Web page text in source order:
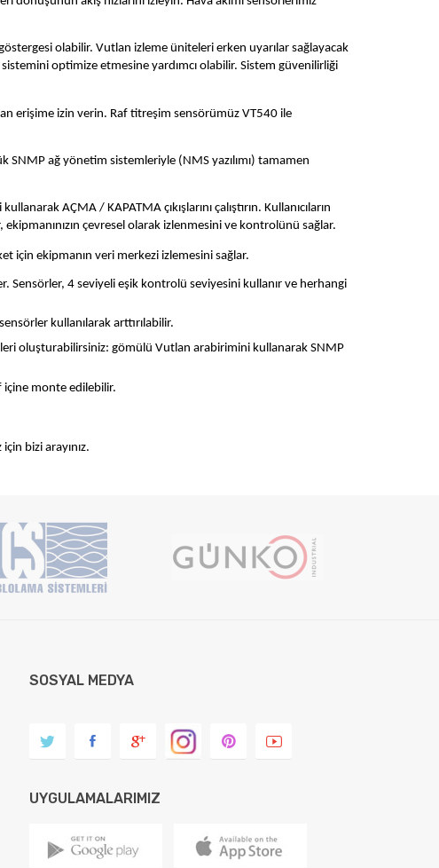
olabilir. Vutlan izleme üniteleri erken uyarılar sağlayacak
optimize etmesine yardımcı olabilir. Sistem güvenilirliği
erişime izin verin. Raf titreşim sensörümüz VT540 ile
ağ yönetim sistemleriyle (NMS yazılımı) tamamen
AÇMA / KAPATMA çıkışlarını çalıştırın. Kullanıcıların
çevresel olarak izlenmesini ve kontrolünü sağlar.
için ekipmanın veri merkezi izlemesini sağlar.
Sensörler, 4 seviyeli eşik kontrolü seviyesini kullanır ve herhangi
kullanılarak arttırılabilir.
oluşturabilirsiniz: gömülü Vutlan arabirimini kullanarak SNMP
içine monte edilebilir.
bizi arayınız.
SOSYAL MEDYA
UYGULAMALARIMIZ